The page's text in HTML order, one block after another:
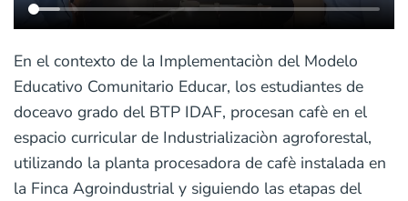
En el contexto de la Implementaciòn del Modelo
Educativo Comunitario Educar, los estudiantes de
doceavo grado del BTP IDAF, procesan cafè en el
espacio curricular de Industrializaciòn agroforestal,
utilizando la planta procesadora de cafè instalada en
la Finca Agroindustrial y siguiendo las etapas del